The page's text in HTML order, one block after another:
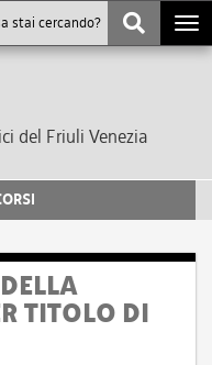
del Friuli Venezia
TITOLO DI